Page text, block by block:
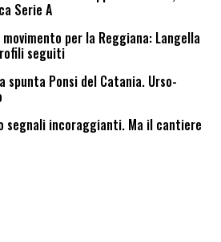
Serie A
per la Reggiana: Langella
seguiti
spunta Ponsi del Catania. Urso-
segnali incoraggianti. Ma il cantiere